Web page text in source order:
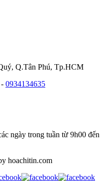
Q.Tân Phú, Tp.HCM
- 0934134635
ngày trong tuần từ 9h00 đến
hoachitin.com